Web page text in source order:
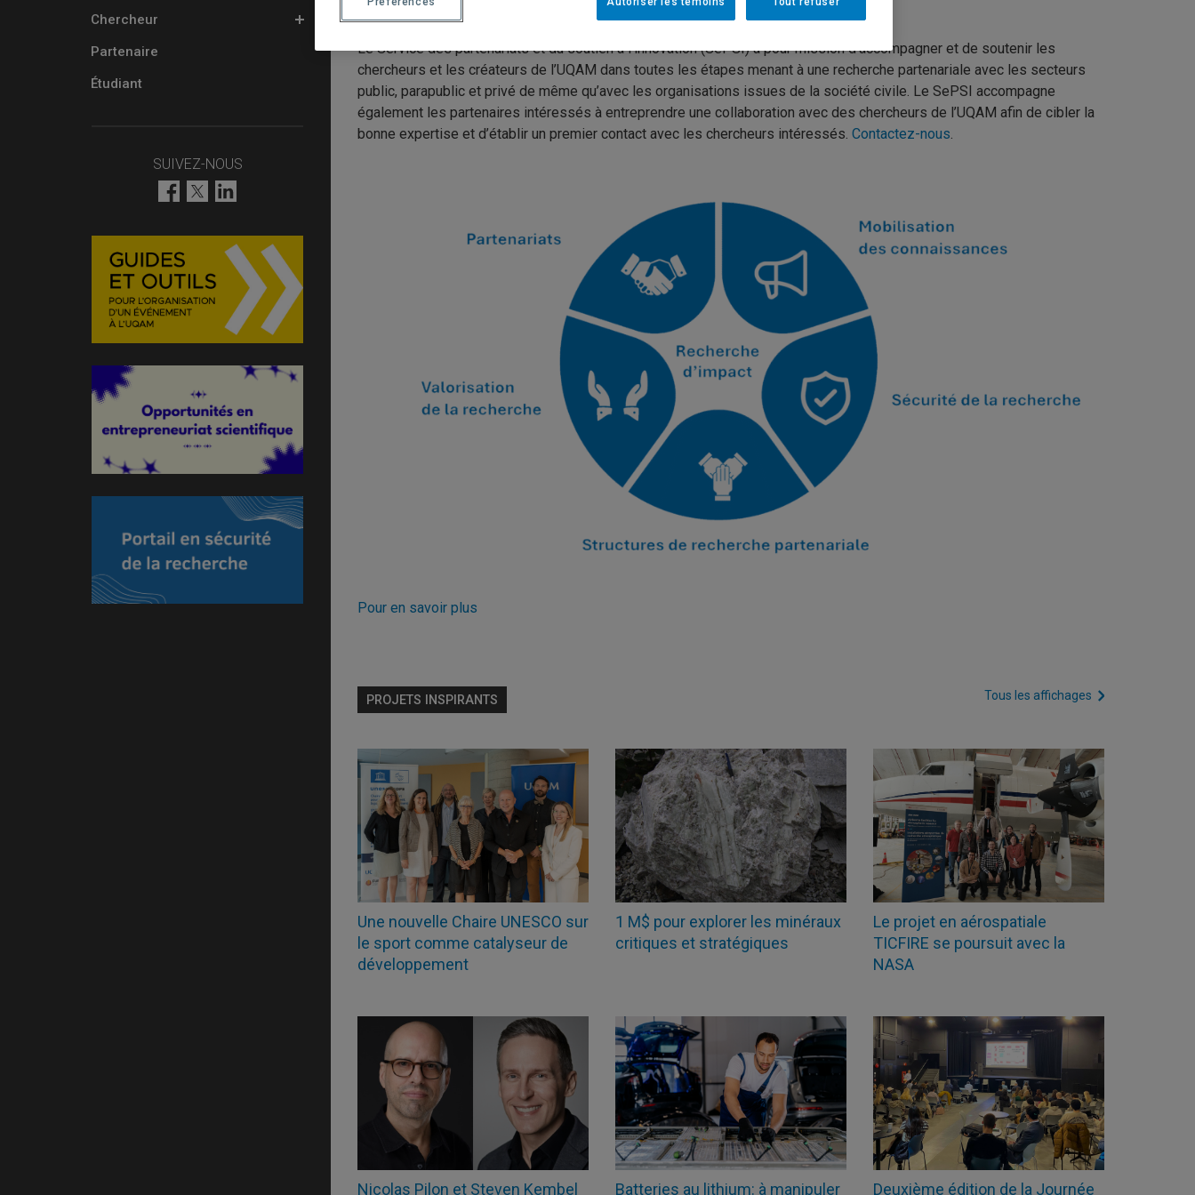
Chercheur
Partenaire
Étudiant
SUIVEZ-NOUS
Le Service des partenariats et du soutien à l’innovation (SePSI) a pour mission d’accompagner et de soutenir les
chercheurs et les créateurs de l’UQAM dans toutes les étapes menant à une recherche partenariale avec les secteurs
public, parapublic et privé de même qu’avec les organisations issues de la société civile. Le SePSI accompagne
également les partenaires intéressés à entreprendre une collaboration avec des chercheurs de l’UQAM afin de cibler la
bonne expertise et d’établir un premier contact avec les chercheurs intéressés. Contactez-nous.
Pour en savoir plus
PROJETS INSPIRANTS Tous les affichages
Une nouvelle Chaire UNESCO sur
le sport comme catalyseur de
développement
1 M$ pour explorer les minéraux
critiques et stratégiques
Le projet en aérospatiale
TICFIRE se poursuit avec la
NASA
Nicolas Pilon et Steven Kembel
Batteries au lithium: à manipuler
Deuxième édition de la Journée